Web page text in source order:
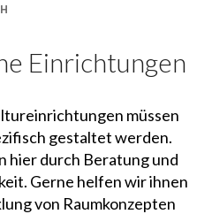
Einrichtungen
müssen
gestaltet werden.
hier durch Beratung und
Gerne helfen wir ihnen
von Raumkonzepten